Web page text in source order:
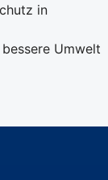
in
Umwelt